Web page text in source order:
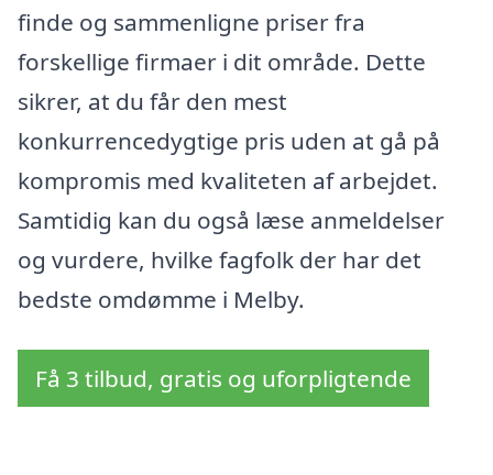
finde og sammenligne priser fra
forskellige firmaer i dit område. Dette
sikrer, at du får den mest
konkurrencedygtige pris uden at gå på
kompromis med kvaliteten af arbejdet.
Samtidig kan du også læse anmeldelser
og vurdere, hvilke fagfolk der har det
bedste omdømme i Melby.
Få 3 tilbud, gratis og uforpligtende